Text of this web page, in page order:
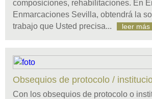
composiciones, rehabilitaciones. En
Enmarcaciones Sevilla, obtendrá la
trabajo que Usted precisa...
leer más
Obsequios de protocolo /
Con los obsequios de protocolo o